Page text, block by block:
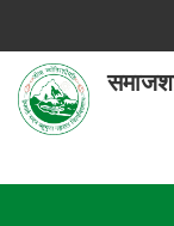
main
content
एक